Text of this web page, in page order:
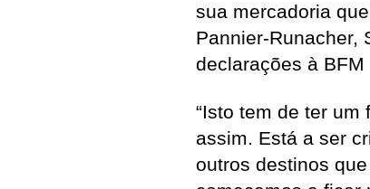
sua mercadoria
Pannier-Runacher,
declarações à
“Isto tem de ter
assim. Está a ser
outros destinos